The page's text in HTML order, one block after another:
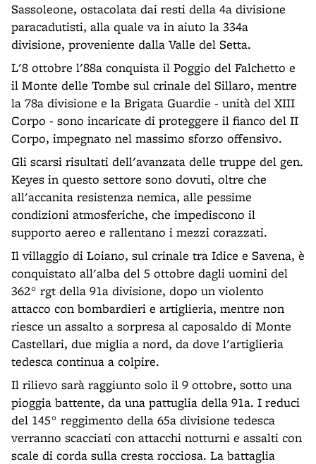
Sassoleone, ostacolata dai resti della 4a divisione
paracadutisti, alla quale va in aiuto la 334a
divisione, proveniente dalla Valle del Setta.
L'8 ottobre l'88a conquista il Poggio del Falchetto e
il Monte delle Tombe sul crinale del Sillaro, mentre
la 78a divisione e la Brigata Guardie - unità del XIII
Corpo - sono incaricate di proteggere il fianco del II
Corpo, impegnato nel massimo sforzo offensivo.
Gli scarsi risultati dell'avanzata delle truppe del gen.
Keyes in questo settore sono dovuti, oltre che
all'accanita resistenza nemica, alle pessime
condizioni atmosferiche, che impediscono il
supporto aereo e rallentano i mezzi corazzati.
Il villaggio di Loiano, sul crinale tra Idice e Savena, è
conquistato all'alba del 5 ottobre dagli uomini del
362° rgt della 91a divisione, dopo un violento
attacco con bombardieri e artiglieria, mentre non
riesce un assalto a sorpresa al caposaldo di Monte
Castellari, due miglia a nord, da dove l'artiglieria
tedesca continua a colpire.
Il rilievo sarà raggiunto solo il 9 ottobre, sotto una
pioggia battente, da una pattuglia della 91a. I reduci
del 145° reggimento della 65a divisione tedesca
verranno scacciati con attacchi notturni e assalti con
scale di corda sulla cresta rocciosa. La battaglia